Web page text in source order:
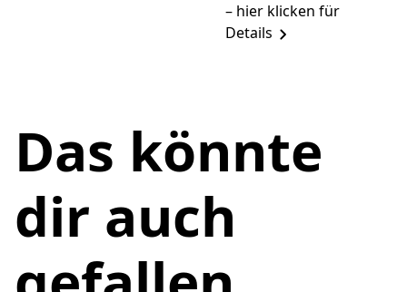
– hier klicken für
Details
Das könnte
dir auch